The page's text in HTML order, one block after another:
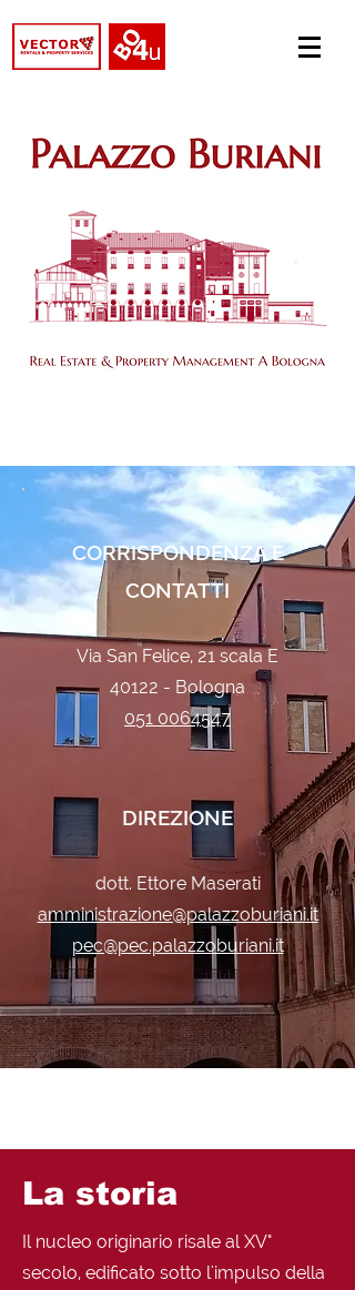
CORRISPONDENZA E
CONTATTI
Via San Felice, 21 scala E
40122 - Bologna
051 0064547
DIREZIONE
dott. Ettore Maserati
amministrazione@palazzoburiani.it
pec@pec.palazzoburiani.it
La storia
Il nucleo originario risale al XV°
secolo, edificato sotto l'impulso della